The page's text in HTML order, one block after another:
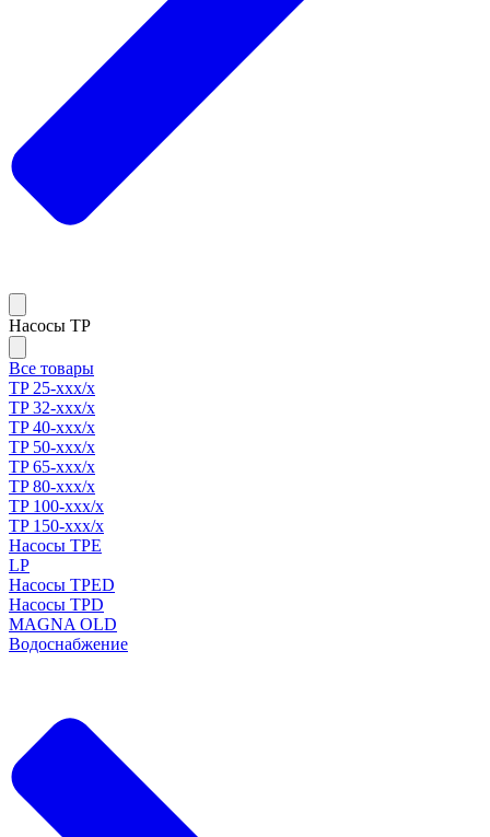
Насосы TP
Все товары
TP 25-xxx/x
TP 32-xxx/x
TP 40-xxx/x
TP 50-xxx/x
TP 65-xxx/x
TP 80-xxx/x
TP 100-xxx/x
TP 150-xxx/x
Насосы TPE
LP
Насосы TPED
Насосы TPD
MAGNA OLD
Водоснабжение